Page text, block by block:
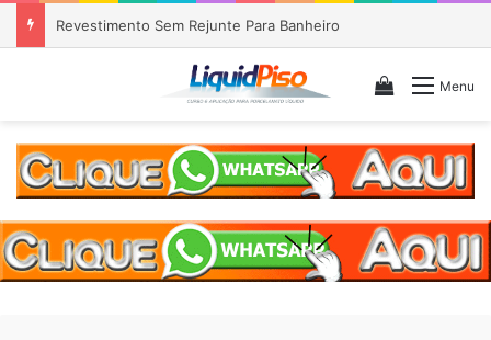
Piso Epóxi em Banheiro Anália Franco SP
Menu
Veja seu